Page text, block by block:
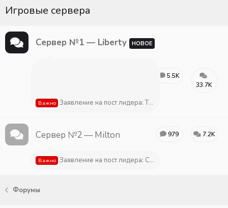
Игровые сервера
Сервер №1 — Liberty НОВОЕ
5.5K
33.7K
Важно Заявление на пост лидера: The Ballas Gang
Сервер №2 — Milton 979 7.2K
Важно Заявление на пост лидера: Судебная Власть
Форумы